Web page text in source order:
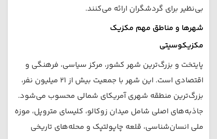
بی‌نظیر برای گردشگران ارائه می‌کنند.
شهرها و مناطق مهم مکزیک
مکزیکوسیتی
پایتخت و بزرگ‌ترین شهر کشور، مرکز سیاسی، فرهنگی و
اقتصادی است. این شهر با جمعیت بیش از ۲۱ میلیون نفر،
بزرگ‌ترین منطقه شهری آمریکای شمالی محسوب می‌شود.
جاذبه‌های اصلی شامل میدان زوکالو، کلیسای متروپل، موزه
ملی انسان‌شناسی، قلعه چاپولتپک و محله‌های تاریخی